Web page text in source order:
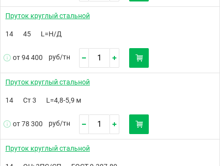
Пруток круглый стальной
14 45 L=Н/Д
от 94 400 руб/тн
Пруток круглый стальной
14 Ст 3 L=4,8-5,9 м
от 78 300 руб/тн
Пруток круглый стальной